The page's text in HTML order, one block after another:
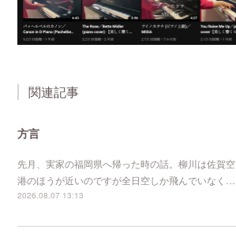
関連記事
方言
先月、実家の福岡県へ帰った時の話。柳川は佐賀空
港のほうが近いのですが全日空しか飛んでいなく…
2026.08.07 13:13